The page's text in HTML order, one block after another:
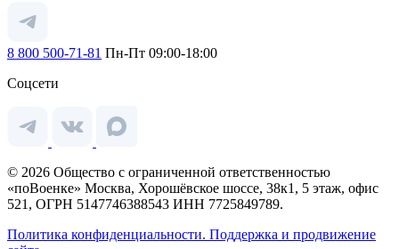
8 800 500-71-81 Пн-Пт 09:00-18:00
Соцсети
© 2026 Общество с ограниченной ответственностью
«поВоенке» Москва, Хорошёвское шоссе, 38к1, 5 этаж, офис
521, ОГРН 5147746388543 ИНН 7725849789.
Политика конфиденциальности. Поддержка и продвижение